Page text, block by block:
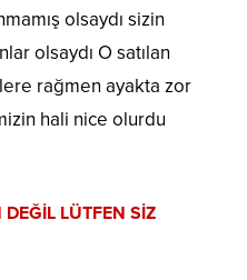
olsaydı sizin
olsaydı O satılan
rağmen ayakta zor
hali nice olurdu
LÜTFEN SİZ